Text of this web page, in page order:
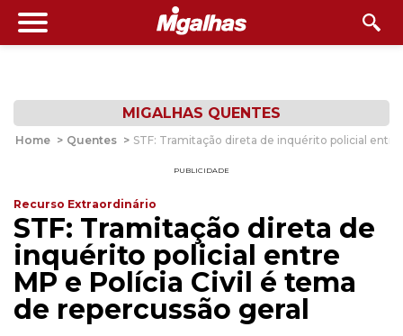
MIGALHAS QUENTES
Home > Quentes > STF: Tramitação direta de inquérito policial
PUBLICIDADE
Recurso Extraordinário
STF: Tramitação direta de
inquérito policial entre
MP e Polícia Civil é tema
de repercussão geral